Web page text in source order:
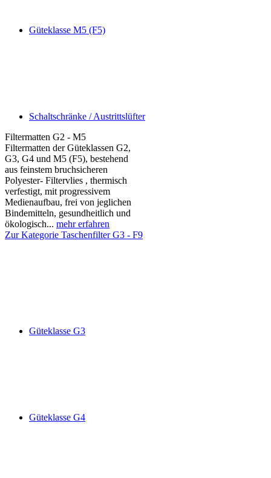
Güteklasse M5 (F5)
Schaltschränke / Austrittslüfter
Filtermatten G2 - M5
Filtermatten der Güteklassen G2,
G3, G4 und M5 (F5), bestehend
aus feinstem bruchsicheren
Polyester- Filtervlies , thermisch
verfestigt, mit progressivem
Medienaufbau, frei von jeglichen
Bindemitteln, gesundheitlich und
ökologisch... mehr erfahren
Zur Kategorie Taschenfilter G3 - F9
Güteklasse G3
Güteklasse G4